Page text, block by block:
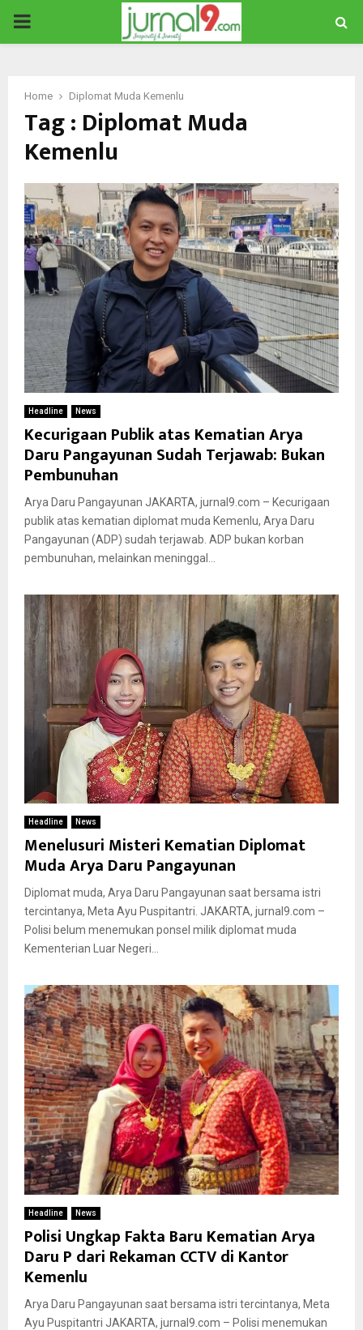
PRIMARY
Home Diplomat Muda Kemenlu
Tag : Diplomat Muda
Kemenlu
Headline News
Kecurigaan Publik atas Kematian Arya
Daru Pangayunan Sudah Terjawab: Bukan
Pembunuhan
Arya Daru Pangayunan JAKARTA, jurnal9.com – Kecurigaan
publik atas kematian diplomat muda Kemenlu, Arya Daru
Pangayunan (ADP) sudah terjawab. ADP bukan korban
pembunuhan, melainkan meninggal...
Headline News
Menelusuri Misteri Kematian Diplomat
Muda Arya Daru Pangayunan
Diplomat muda, Arya Daru Pangayunan saat bersama istri
tercintanya, Meta Ayu Puspitantri. JAKARTA, jurnal9.com –
Polisi belum menemukan ponsel milik diplomat muda
Kementerian Luar Negeri...
Headline News
Polisi Ungkap Fakta Baru Kematian Arya
Daru P dari Rekaman CCTV di Kantor
Kemenlu
Arya Daru Pangayunan saat bersama istri tercintanya, Meta
Ayu Puspitantri JAKARTA, jurnal9.com – Polisi menemukan